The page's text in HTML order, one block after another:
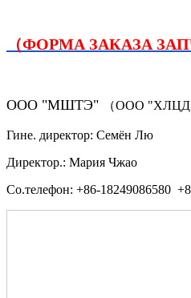
（ФОРМА ЗАКАЗА
ООО "МШТЭ" （ООО "ХЛЦД"
Гине. директор: Семён Лю
Директор.: Мария Чжао
Со.телефон: +86-18249086580